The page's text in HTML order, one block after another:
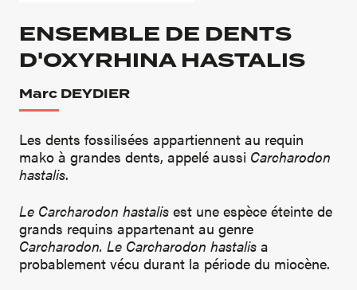
ENSEMBLE DE DENTS
D'OXYRHINA HASTALIS
Marc DEYDIER
Les dents fossilisées appartiennent au requin
mako à grandes dents, appelé aussi Carcharodon
hastalis.
Le Carcharodon hastalis est une espèce éteinte de
grands requins appartenant au genre
Carcharodon. Le Carcharodon hastalis a
probablement vécu durant la période du miocène.